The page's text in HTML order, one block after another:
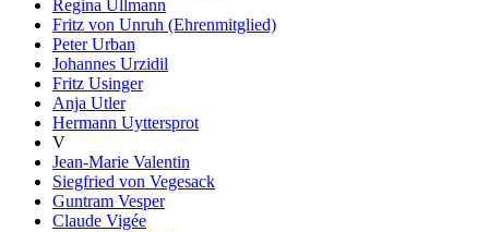
Regina Ullmann
Fritz von Unruh (Ehrenmitglied)
Peter Urban
Johannes Urzidil
Fritz Usinger
Anja Utler
Hermann Uyttersprot
V
Jean-Marie Valentin
Siegfried von Vegesack
Guntram Vesper
Claude Vigée